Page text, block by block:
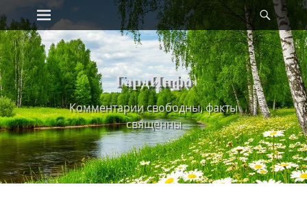
Skip
to
content
Primary Menu
ГардИнфо
Комментарии свободны, факты
священны